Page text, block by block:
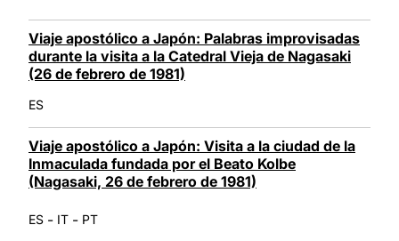
Viaje apostólico a Japón: Palabras improvisadas
durante la visita a la Catedral Vieja de Nagasaki
(26 de febrero de 1981)
ES
Viaje apostólico a Japón: Visita a la ciudad de la
Inmaculada fundada por el Beato Kolbe
(Nagasaki, 26 de febrero de 1981)
ES - IT - PT